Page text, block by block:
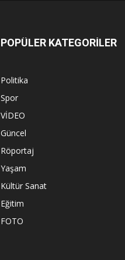
POPÜLER KATEGORİLER
Politika
Spor
VİDEO
Güncel
Röportaj
Yaşam
Kültür Sanat
Eğitim
FOTO